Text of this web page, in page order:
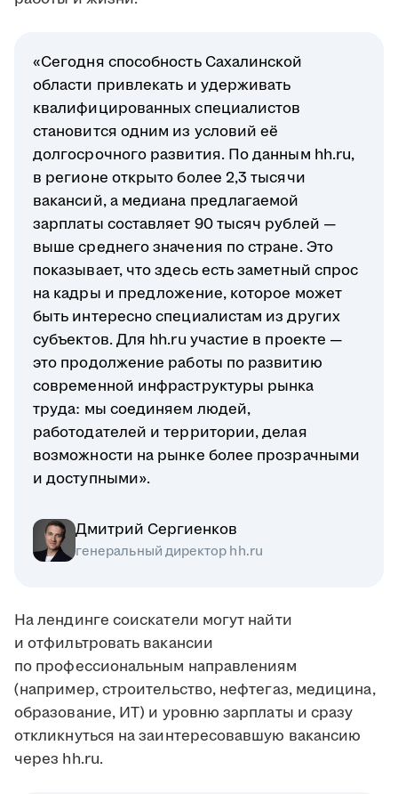
«Сегодня способность Сахалинской
области привлекать и удерживать
квалифицированных специалистов
становится одним из условий её
долгосрочного развития. По данным hh.ru,
в регионе открыто более 2,3 тысячи
вакансий, а медиана предлагаемой
зарплаты составляет 90 тысяч рублей —
выше среднего значения по стране. Это
показывает, что здесь есть заметный спрос
на кадры и предложение, которое может
быть интересно специалистам из других
субъектов. Для hh.ru участие в проекте —
это продолжение работы по развитию
современной инфраструктуры рынка
труда: мы соединяем людей,
работодателей и территории, делая
возможности на рынке более прозрачными
и доступными».
Дмитрий Сергиенков
генеральный директор hh.ru
На лендинге соискатели могут найти
и отфильтровать вакансии
по профессиональным направлениям
(например, строительство, нефтегаз, медицина,
образование, ИТ) и уровню зарплаты и сразу
откликнуться на заинтересовавшую вакансию
через hh.ru.